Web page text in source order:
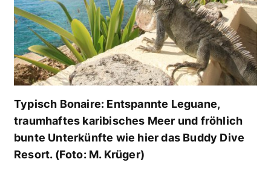
Typisch Bonaire: Entspannte Leguane,
traumhaftes karibisches Meer und fröhlich
bunte Unterkünfte wie hier das Buddy Dive
Resort. (Foto: M. Krüger)